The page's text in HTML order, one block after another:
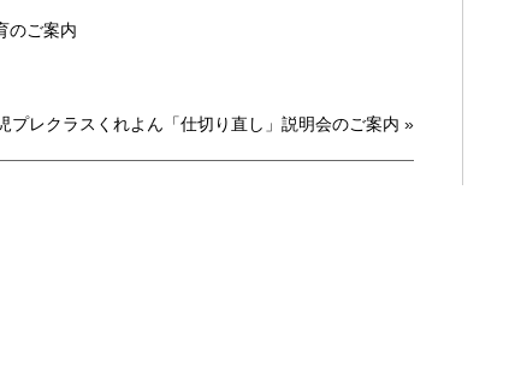
のご案内
プレクラスくれよん「仕切り直し」説明会のご案内 »